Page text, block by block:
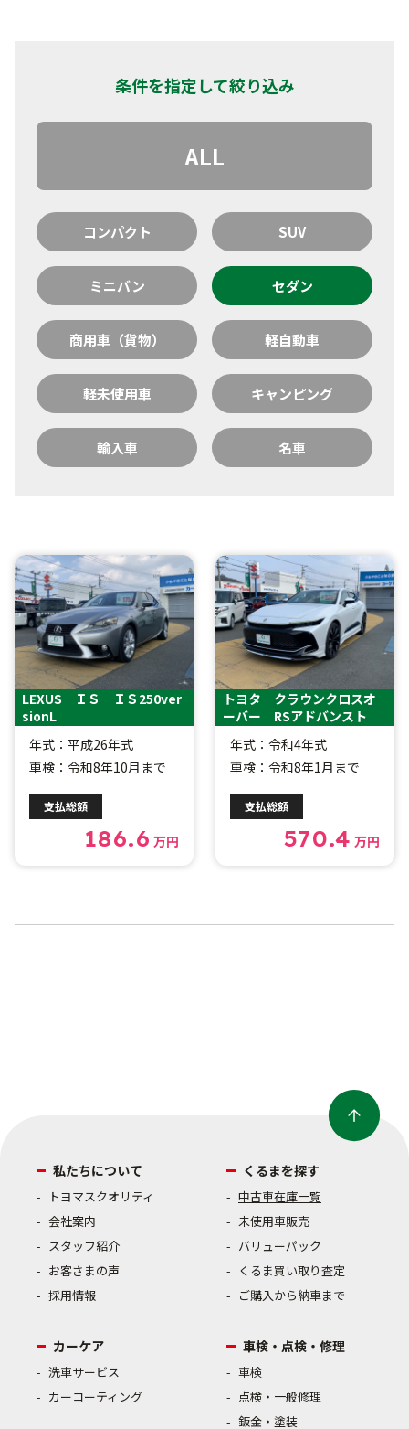
条件を指定して絞り込み
ALL
コンパクト SUV
ミニバン セダン
商用車（貨物） 軽自動車
軽未使用車 キャンピング
輸入車 名車
LEXUS ＩＳ ＩＳ250ver
sionL
年式：平成26年式
車検：令和8年10月まで
支払総額
186.6 万円
トヨタ クラウンクロスオ
ーバー RSアドバンスト
年式：令和4年式
車検：令和8年1月まで
支払総額
570.4 万円
私たちについて
トヨマスクオリティ
会社案内
スタッフ紹介
お客さまの声
採用情報
くるまを探す
中古車在庫一覧
未使用車販売
バリューパック
くるま買い取り査定
ご購入から納車まで
カーケア
洗車サービス
カーコーティング
車検・点検・修理
車検
点検・一般修理
鈑金・塗装